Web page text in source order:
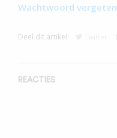
Wachtwoord vergeten
Deel dit artikel:
REACTIES